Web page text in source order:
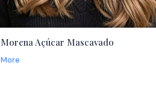
Morena Açúcar Mascavado
More